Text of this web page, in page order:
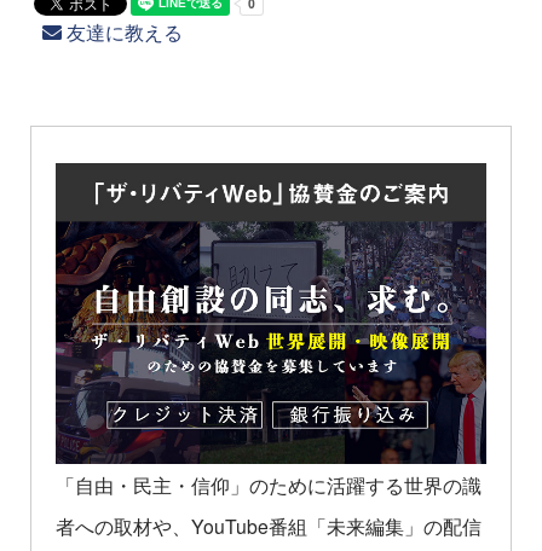
友達に教える
「自由・民主・信仰」のために活躍する世界の識
者への取材や、YouTube番組「未来編集」の配信